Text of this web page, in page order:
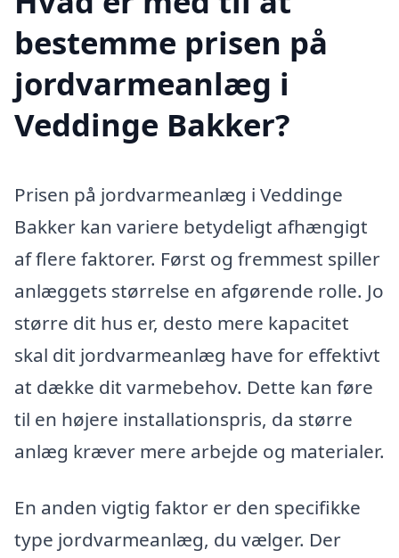
bestemme prisen på
jordvarmeanlæg i
Veddinge Bakker?
Prisen på jordvarmeanlæg i Veddinge
Bakker kan variere betydeligt afhængigt
af flere faktorer. Først og fremmest spiller
anlæggets størrelse en afgørende rolle. Jo
større dit hus er, desto mere kapacitet
skal dit jordvarmeanlæg have for effektivt
at dække dit varmebehov. Dette kan føre
til en højere installationspris, da større
anlæg kræver mere arbejde og materialer.
En anden vigtig faktor er den specifikke
type jordvarmeanlæg, du vælger. Der